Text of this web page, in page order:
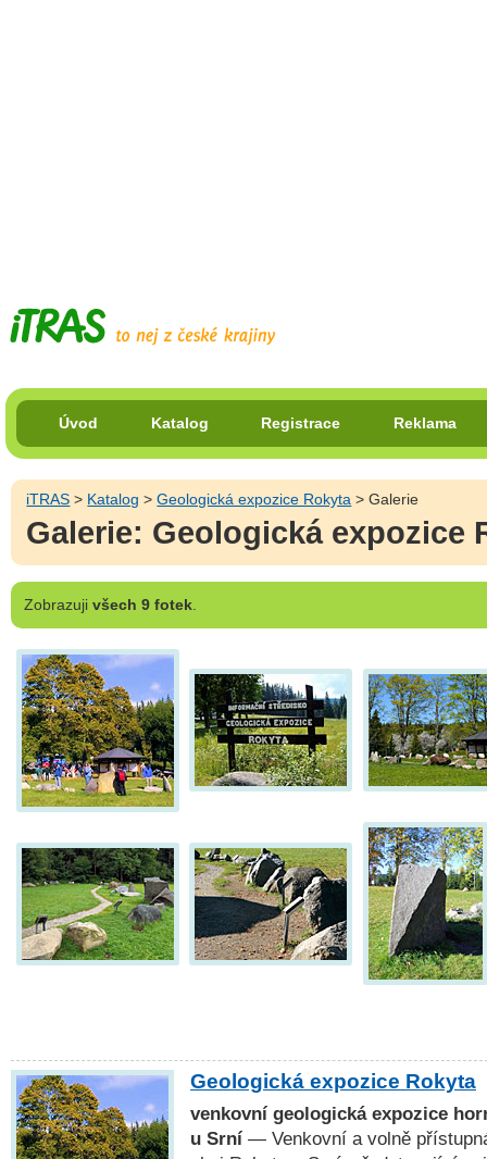
Úvod Katalog Registrace Reklama
iTRAS > Katalog >Geologická expozice Rokyta > Galerie
Galerie: Geologická expozice
Zobrazuji všech 9 fotek.
Geologická expozice Rokyta
venkovní geologická expozice
u Srní — Venkovní a volně